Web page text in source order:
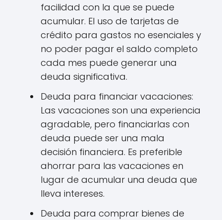
facilidad con la que se puede
acumular. El uso de tarjetas de
crédito para gastos no esenciales y
no poder pagar el saldo completo
cada mes puede generar una
deuda significativa.
Deuda para financiar vacaciones:
Las vacaciones son una experiencia
agradable, pero financiarlas con
deuda puede ser una mala
decisión financiera. Es preferible
ahorrar para las vacaciones en
lugar de acumular una deuda que
lleva intereses.
Deuda para comprar bienes de